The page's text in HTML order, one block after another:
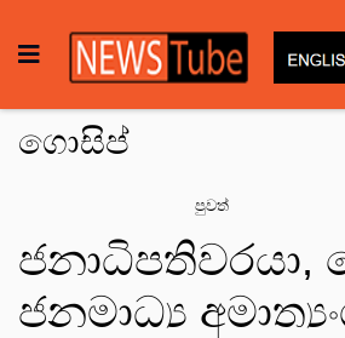
ගොසිප්
පුවත්
ජනාධිපතිවරයා,
ජනමාධ්‍ය